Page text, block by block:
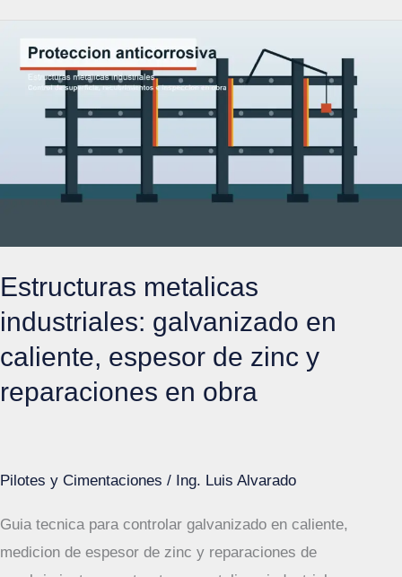
Peru:
hold
liberación
por
Estructuras metalicas
industriales: galvanizado en
caliente, espesor de zinc y
reparaciones en obra
Pilotes y Cimentaciones / Ing. Luis Alvarado
Guia tecnica para controlar galvanizado en caliente,
medicion de espesor de zinc y reparaciones de